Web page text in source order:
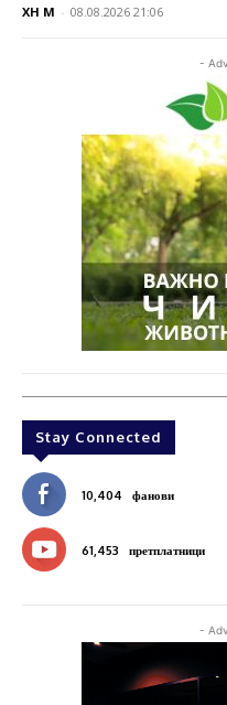
XH M - 08.08.2026 21:06
-
Stay Connected
10,404 фанови
61,453 претплатници
-